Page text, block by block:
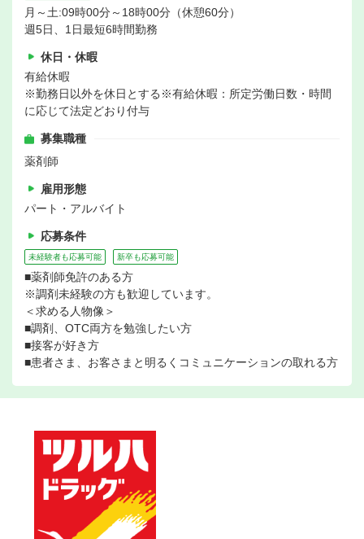
月～土:09時00分～18時00分（休憩60分）
週5日、1日最短6時間勤務
休日・休暇
有給休暇
※勤務日以外を休日とする※有給休暇：所定労働日数・時間
に応じて法定どおり付与
募集職種
薬剤師
雇用形態
パート・アルバイト
応募条件
未経験者も応募可能 新卒も応募可能
■薬剤師免許のある方
※調剤未経験の方も歓迎しています。
＜求める人物像＞
■調剤、OTC両方を勉強したい方
■接客が好き方
■患者さま、お客さまと明るくコミュニケーションの取れる方